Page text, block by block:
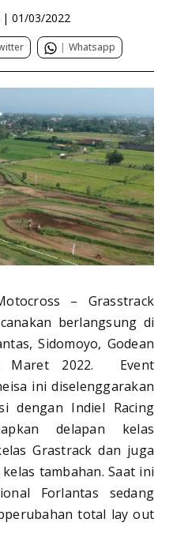
| 01/03/2022
| Whatsapp
– Grasstrack
berlangsung di
Sidomoyo, Godean
Maret 2022. Event
ini diselenggarakan
dengan Indiel Racing
delapan kelas
Grastrack dan juga
tambahan. Saat ini
Forlantas sedang
total lay out